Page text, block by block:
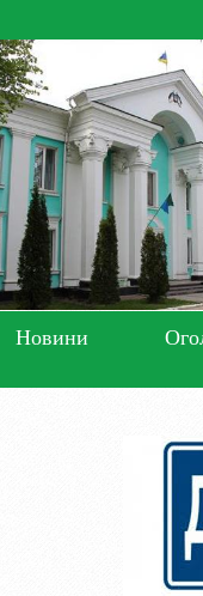
Новини